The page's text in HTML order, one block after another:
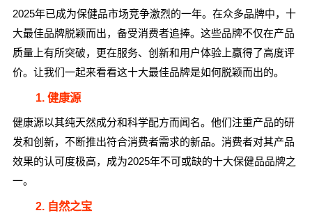
2025年已成为保健品市场竞争激烈的一年。在众多品牌中，十
大最佳品牌脱颖而出，备受消费者追捧。这些品牌不仅在产品
质量上有所突破，更在服务、创新和用户体验上赢得了高度评
价。让我们一起来看看这十大最佳品牌是如何脱颖而出的。
1. 健康源
健康源以其纯天然成分和科学配方而闻名。他们注重产品的研
发和创新，不断推出符合消费者需求的新品。消费者对其产品
效果的认可度极高，成为2025年不可或缺的十大保健品品牌之
一。
2. 自然之宝